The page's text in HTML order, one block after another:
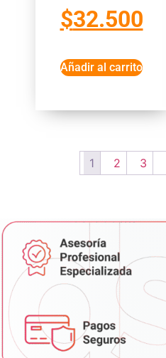
$32.500
Añadir al carrito
1 2 3